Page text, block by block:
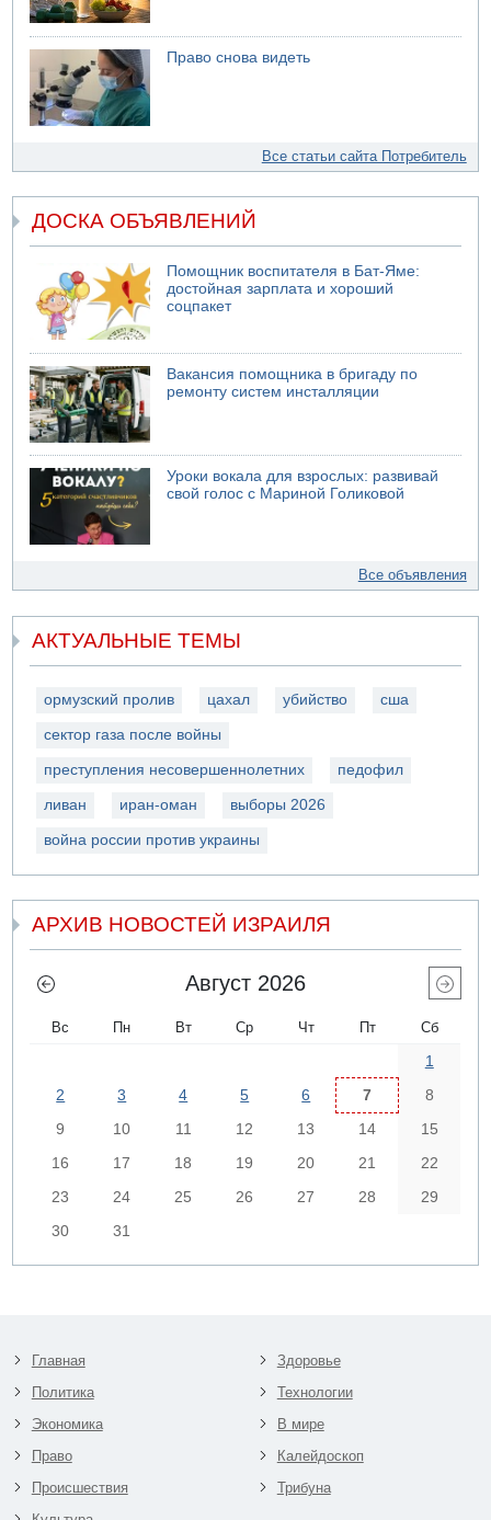
Право снова видеть
Все статьи сайта Потребитель
ДОСКА ОБЪЯВЛЕНИЙ
Помощник воспитателя в Бат-Яме:
достойная зарплата и хороший
соцпакет
Вакансия помощника в бригаду по
ремонту систем инсталляции
Уроки вокала для взрослых: развивай
свой голос с Мариной Голиковой
Все объявления
АКТУАЛЬНЫЕ ТЕМЫ
ормузский пролив цахал убийство сша
сектор газа после войны
преступления несовершеннолетних педофил
ливан иран-оман выборы 2026
война россии против украины
АРХИВ НОВОСТЕЙ ИЗРАИЛЯ
Август 2026
Вс Пн Вт Ср Чт Пт Сб
1
2
3 4 5 6 7
8
9
10 11 12 13 14
15
16
17 18 19 20 21
22
23
24 25 26 27 28
29
30
31
Главная
Политика
Экономика
Право
Происшествия
Здоровье
Технологии
В мире
Калейдоскоп
Трибуна